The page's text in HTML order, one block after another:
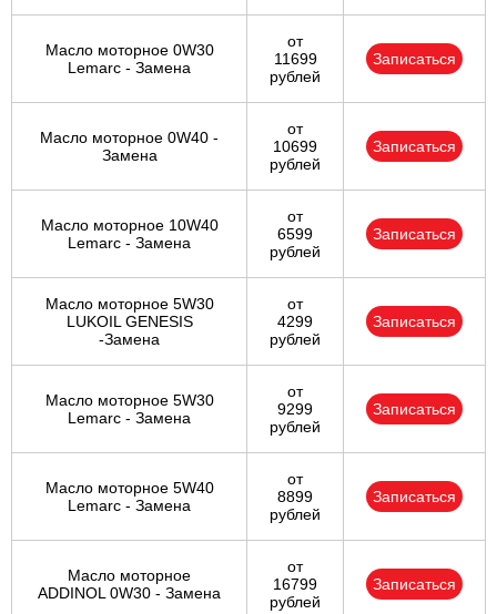
Масло моторное 0W30
Lemarc - Замена
от
11699
рублей
Записаться
Масло моторное 0W40 -
Замена
от
10699
рублей
Записаться
Масло моторное 10W40
Lemarc - Замена
от
6599
рублей
Записаться
Масло моторное 5W30
LUKOIL GENESIS
-Замена
от
4299
рублей
Записаться
Масло моторное 5W30
Lemarc - Замена
от
9299
рублей
Записаться
Масло моторное 5W40
Lemarc - Замена
от
8899
рублей
Записаться
Масло моторное
ADDINOL 0W30 - Замена
от
16799
рублей
Записаться